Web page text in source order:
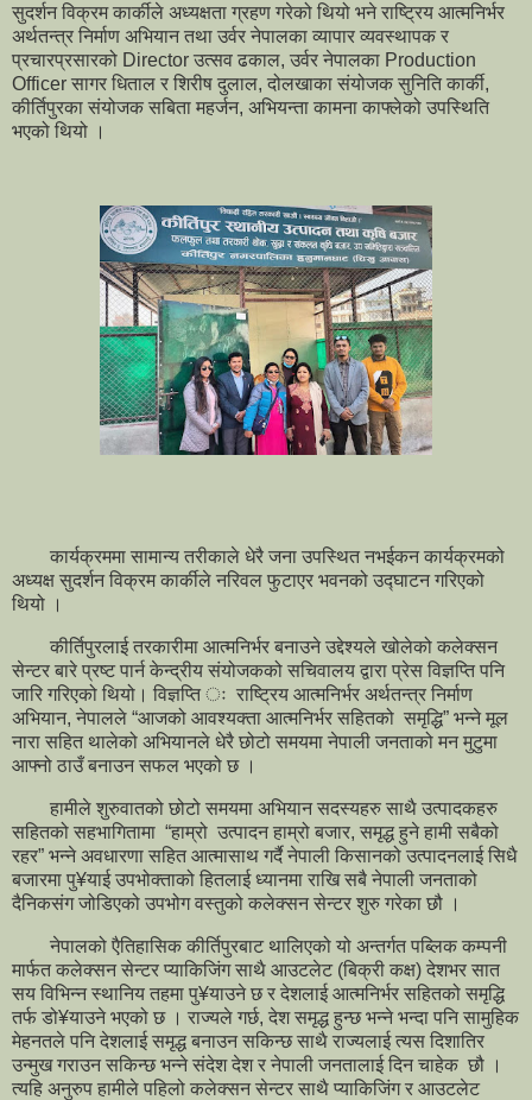
सुदर्शन विक्रम कार्कीले अध्यक्षता ग्रहण गरेको थियो भने राष्ट्रिय आत्मनिर्भर
अर्थतन्त्र निर्माण अभियान तथा उर्वर नेपालका व्यापार व्यवस्थापक र
प्रचारप्रसारको Director उत्सव ढकाल, उर्वर नेपालका Production
Officer सागर धिताल र शिरीष दुलाल, दोलखाका संयोजक सुनिति कार्की,
कीर्तिपुरका संयोजक सबिता महर्जन, अभियन्ता कामना काफ्लेको उपस्थिति
भएको थियो ।
कार्यक्रममा सामान्य तरीकाले धेरै जना उपस्थित नभईकन कार्यक्रमको
अध्यक्ष सुदर्शन विक्रम कार्कीले नरिवल फुटाएर भवनको उद्घाटन गरिएको
थियो ।
कीर्तिपुरलाई तरकारीमा आत्मनिर्भर बनाउने उद्देश्यले खोलेको कलेक्सन
सेन्टर बारे प्रष्ट पार्न केन्द्रीय संयोजकको सचिवालय द्वारा प्रेस विज्ञप्ति पनि
जारि गरिएको थियो। विज्ञप्ति ः राष्ट्रिय आत्मनिर्भर अर्थतन्त्र निर्माण
अभियान, नेपालले “आजको आवश्यक्ता आत्मनिर्भर सहितको समृद्धि” भन्ने मूल
नारा सहित थालेको अभियानले धेरै छोटो समयमा नेपाली जनताको मन मुटुमा
आफ्नो ठाउँ बनाउन सफल भएको छ ।
हामीले शुरुवातको छोटो समयमा अभियान सदस्यहरु साथै उत्पादकहरु
सहितको सहभागितामा “हाम्रो उत्पादन हाम्रो बजार, समृद्ध हुने हामी सबैको
रहर” भन्ने अवधारणा सहित आत्मासाथ गर्दै नेपाली किसानको उत्पादनलाई सिधै
बजारमा पु¥याई उपभोक्ताको हितलाई ध्यानमा राखि सबै नेपाली जनताको
दैनिकसंग जोडिएको उपभोग वस्तुको कलेक्सन सेन्टर शुरु गरेका छौ ।
नेपालको एैतिहासिक कीर्तिपुरबाट थालिएको यो अन्तर्गत पब्लिक कम्पनी
मार्फत कलेक्सन सेन्टर प्याकिजिंग साथै आउटलेट (बिक्री कक्ष) देशभर सात
सय विभिन्न स्थानिय तहमा पु¥याउने छ र देशलाई आत्मनिर्भर सहितको समृद्धि
तर्फ डो¥याउने भएको छ । राज्यले गर्छ, देश समृद्ध हुन्छ भन्ने भन्दा पनि सामुहिक
मेहनतले पनि देशलाई समृद्ध बनाउन सकिन्छ साथै राज्यलाई त्यस दिशातिर
उन्मुख गराउन सकिन्छ भन्ने संदेश देश र नेपाली जनतालाई दिन चाहेक छौ ।
त्यहि अनुरुप हामीले पहिलो कलेक्सन सेन्टर साथै प्याकिजिंग र आउटलेट